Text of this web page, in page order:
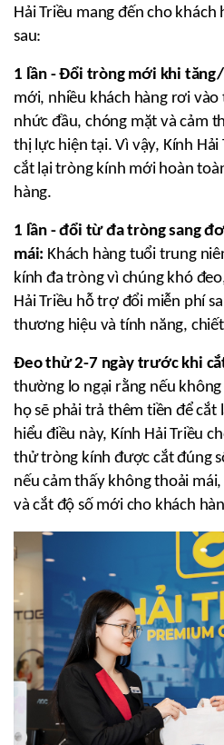
Hải Triều mang đến cho
sau:
1 lần - Đổi tròng mới khi
mới, nhiều khách hàng rơi
nhức đầu, chóng mặt và cảm
thị lực hiện tại. Vì vậy, Kính
cắt lại tròng kính mới hoàn
hàng.
1 lần - đổi từ đa tròng sang
mái: Khách hàng tuổi trung
kính đa tròng vì chúng khó
Hải Triều hỗ trợ đổi miễn phí
thương hiệu và tính năng,
Đeo thử 2-7 ngày trước khi
thường lo ngại rằng nếu
họ sẽ phải trả thêm tiền để cắt
hiểu điều này, Kính Hải Triều
thử tròng kính được cắt đúng
nếu cảm thấy không thoải
và cắt độ số mới cho khách